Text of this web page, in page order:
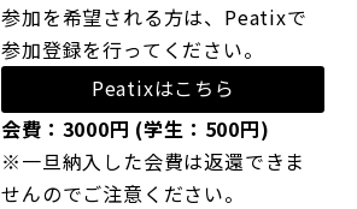
参加を希望される方は、Peatixで
参加登録を行ってください。
Peatixはこちら
会費：3000円 (学生：500円)
※一旦納入した会費は返還できま
せんのでご注意ください。